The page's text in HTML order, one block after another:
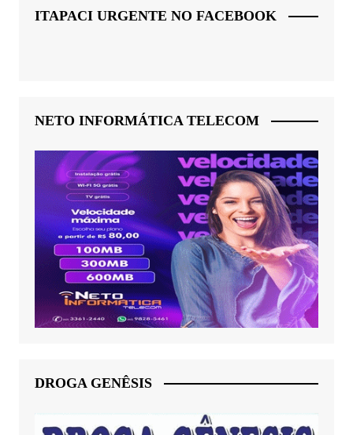
ITAPACI URGENTE NO FACEBOOK
NETO INFORMÁTICA TELECOM
DROGA GENÊSIS